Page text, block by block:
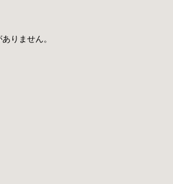
りません。